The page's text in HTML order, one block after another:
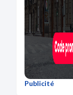
Publicité